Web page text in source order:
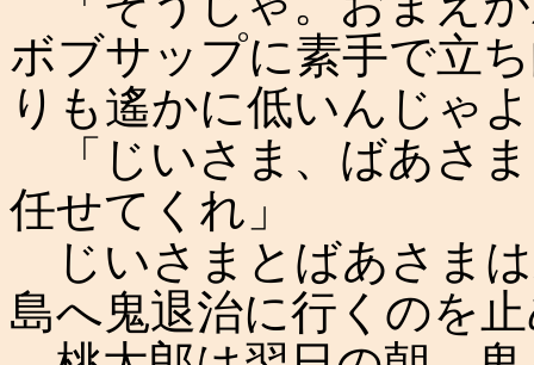
ボブサップに素手で立
りも遙かに低いんじゃ
「じいさま、ばあさ
任せてくれ」
じいさまとばあさま
島へ鬼退治に行くのを